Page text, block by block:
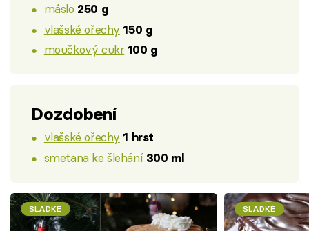
máslo 250 g
vlašské ořechy 150 g
moučkový cukr 100 g
Dozdobení
vlašské ořechy 1 hrst
smetana ke šlehání 300 ml
SLADKÉ SLADKÉ